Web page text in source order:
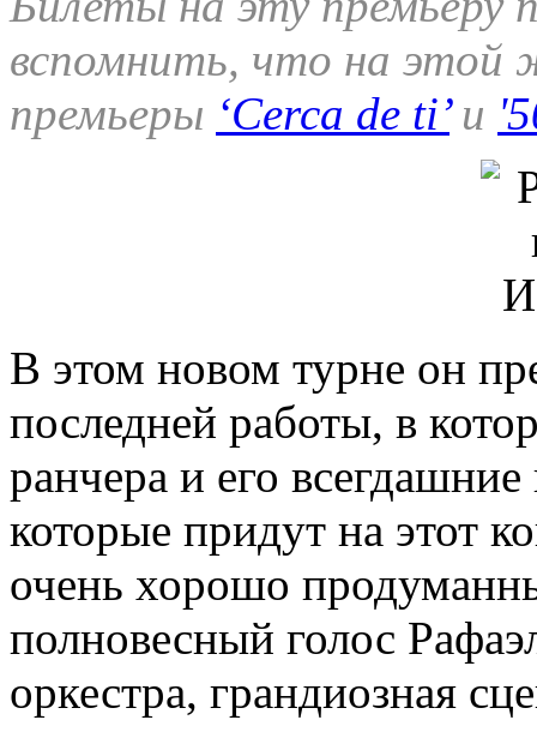
вспомнить, что на этой
премьеры ‘Cerca de ti’и
В этом новом турне он
последней работы, в
ранчера и его
которые придут на этот
очень хорошо
полновесный голос
оркестра, грандиозная